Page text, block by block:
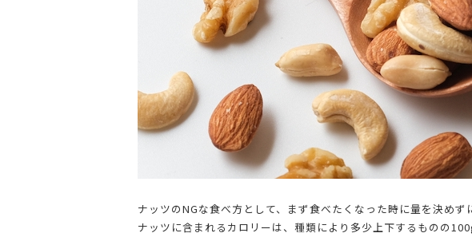
ナッツのNGな食べ方として、まず食べたくなった時に量を決めず
ナッツに含まれるカロリーは、種類により多少上下するものの